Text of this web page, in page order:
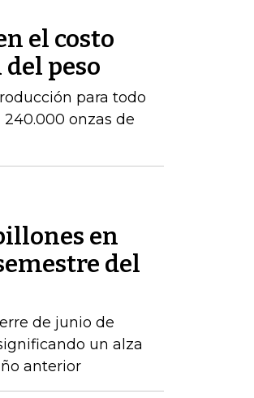
el costo
peso
para todo
onzas de
en
del
de junio de
un alza
anterior